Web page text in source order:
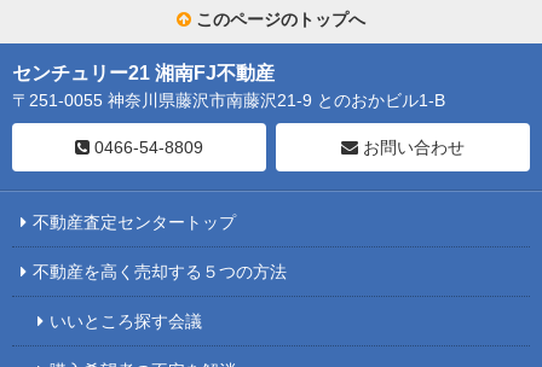
このページのトップへ
センチュリー21 湘南FJ不動産
〒251-0055 神奈川県藤沢市南藤沢21-9 とのおかビル1-B
0466-54-8809 お問い合わせ
不動産査定センタートップ
不動産を高く売却する５つの方法
いいところ探す会議